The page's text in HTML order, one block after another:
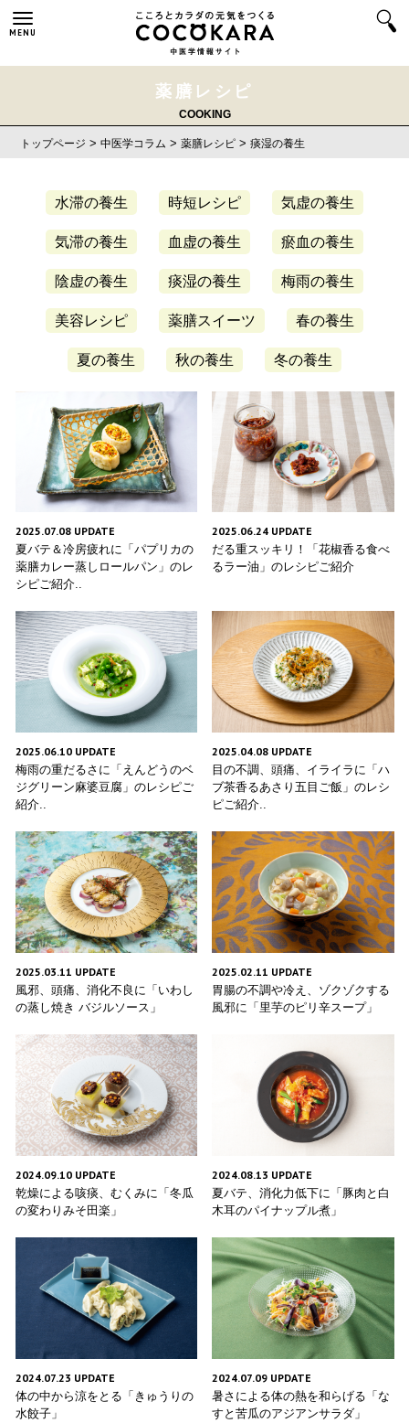
MENU
薬膳レシピ
COOKING
トップページ >中医学コラム >薬膳レシピ >痰湿の養生
水滞の養生 時短レシピ 気虚の養生
気滞の養生 血虚の養生 瘀血の養生
陰虚の養生 痰湿の養生 梅雨の養生
美容レシピ 薬膳スイーツ 春の養生
夏の養生 秋の養生 冬の養生
2025.07.08 UPDATE
夏バテ＆冷房疲れに「パプリカの
薬膳カレー蒸しロールパン」のレ
シピご紹介..
2025.06.24 UPDATE
だる重スッキリ！「花椒香る食べ
るラー油」のレシピご紹介
2025.06.10 UPDATE
梅雨の重だるさに「えんどうのベ
ジグリーン麻婆豆腐」のレシピご
紹介..
2025.04.08 UPDATE
目の不調、頭痛、イライラに「ハ
ブ茶香るあさり五目ご飯」のレシ
ピご紹介..
2025.03.11 UPDATE
風邪、頭痛、消化不良に「いわし
の蒸し焼き バジルソース」
2025.02.11 UPDATE
胃腸の不調や冷え、ゾクゾクする
風邪に「里芋のピリ辛スープ」
2024.09.10 UPDATE
乾燥による咳痰、むくみに「冬瓜
の変わりみそ田楽」
2024.08.13 UPDATE
夏バテ、消化力低下に「豚肉と白
木耳のパイナップル煮」
2024.07.23 UPDATE
体の中から涼をとる「きゅうりの
水餃子」
2024.07.09 UPDATE
暑さによる体の熱を和らげる「な
すと苦瓜のアジアンサラダ」